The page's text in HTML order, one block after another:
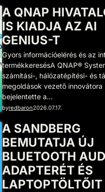
A QNAP
IS KIADJA AZ AI
GENIUS-T
Gyors információelérés és az
termékkeresésA QNAP®
számítási-, hálózatépítési- és
megoldások vezető innovátora
bejelentette a…
byredbaron2026.07.17.
A SANDBERG
BEMUTATJA ÚJ
BLUETOOTH
ADAPTERÉT ÉS
LAPTOPTÖLTŐIT